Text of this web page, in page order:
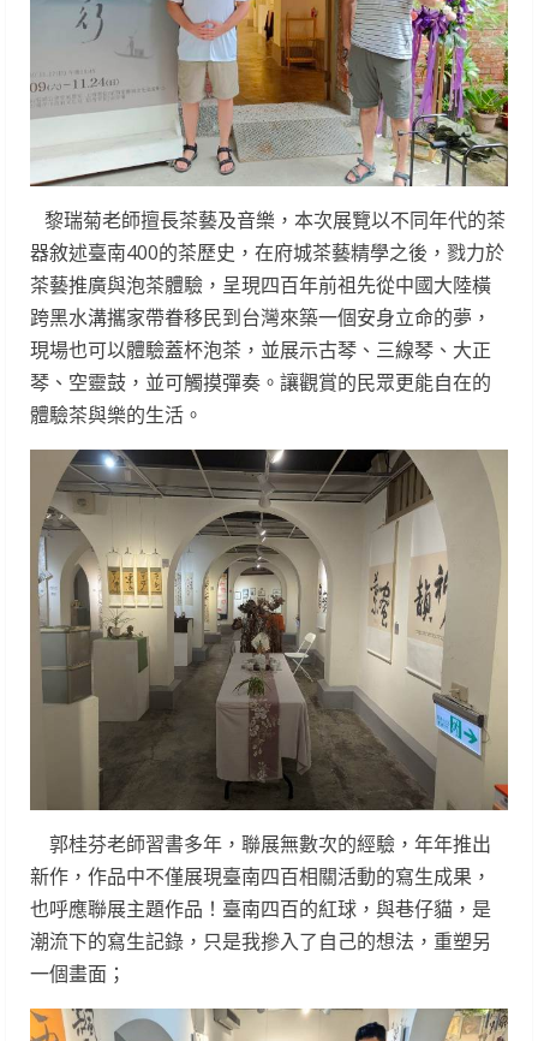
黎瑞菊老師擅長茶藝及音樂，本次展覽以不同年代的茶
器敘述臺南400的茶歷史，在府城茶藝精學之後，戮力於
茶藝推廣與泡茶體驗，呈現四百年前祖先從中國大陸橫
跨黑水溝攜家帶眷移民到台灣來築一個安身立命的夢，
現場也可以體驗蓋杯泡茶，並展示古琴、三線琴、大正
琴、空靈鼓，並可觸摸彈奏。讓觀賞的民眾更能自在的
體驗茶與樂的生活。
郭桂芬老師習書多年，聯展無數次的經驗，年年推出
新作，作品中不僅展現臺南四百相關活動的寫生成果，
也呼應聯展主題作品！臺南四百的紅球，與巷仔貓，是
潮流下的寫生記錄，只是我摻入了自己的想法，重塑另
一個畫面；